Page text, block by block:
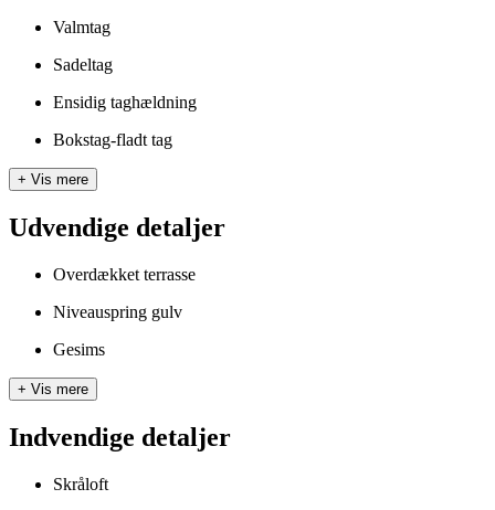
Valmtag
Sadeltag
Ensidig taghældning
Bokstag-fladt tag
+ Vis mere
Udvendige detaljer
Overdækket terrasse
Niveauspring gulv
Gesims
+ Vis mere
Indvendige detaljer
Skråloft